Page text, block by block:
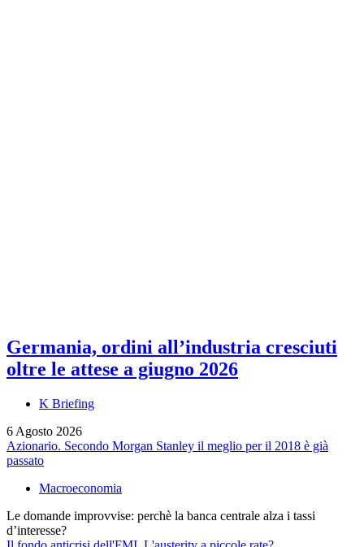
Germania, ordini all’industria cresciuti
oltre le attese a giugno 2026
K Briefing
6 Agosto 2026
Azionario. Secondo Morgan Stanley il meglio per il 2018 è già
passato
Macroeconomia
Le domande improvvise: perchè la banca centrale alza i tassi
d’interesse?